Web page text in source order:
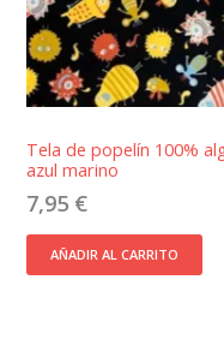
Tela de popelín 100%
azul marino
7,95 €
AÑADIR AL CARRITO